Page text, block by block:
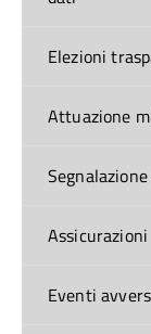
Elezioni
Attuazione
Assicurazioni
Eventi